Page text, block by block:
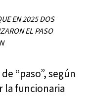
EN 2025 DOS
EL PASO
“paso”, según
la funcionaria